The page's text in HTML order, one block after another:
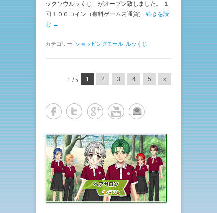
ックソウルッくじ」がオープン致しました。 １
回１００コイン（有料ゲーム内通貨） 続きを読
む →
カテゴリー: ショッピングモール, ルッくじ
投稿ナビゲーション
1 / 5 1 2 3 4 5 »